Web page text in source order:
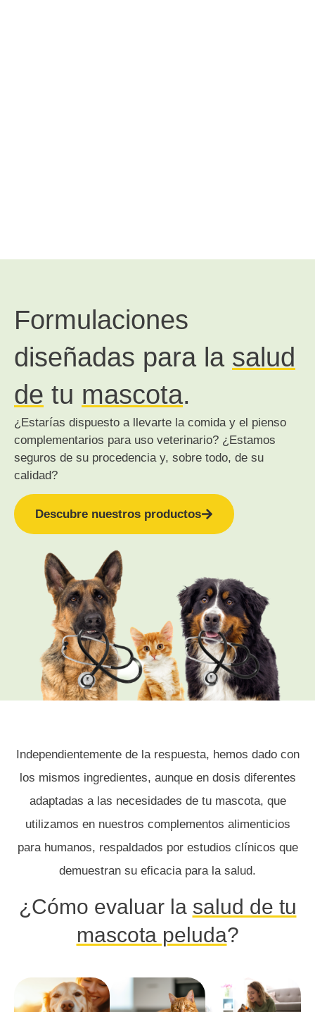
Formulaciones
diseñadas para la salud
de tu mascota.
¿Estarías dispuesto a llevarte la comida y el pienso
complementarios para uso veterinario? ¿Estamos
seguros de su procedencia y, sobre todo, de su
calidad?
Descubre nuestros productos
Independientemente de la respuesta, hemos dado con
los mismos ingredientes, aunque en dosis diferentes
adaptadas a las necesidades de tu mascota, que
utilizamos en nuestros complementos alimenticios
para humanos, respaldados por estudios clínicos que
demuestran su eficacia para la salud.
¿Cómo evaluar la salud de tu
mascota peluda?